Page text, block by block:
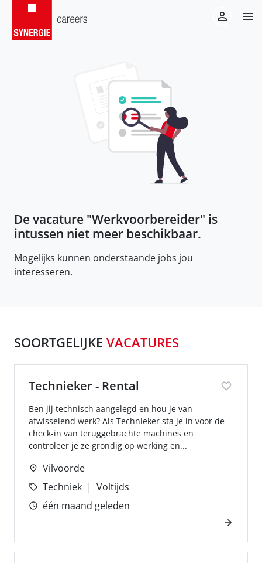
De vacature "Werkvoorbereider" is
intussen niet meer beschikbaar.
Mogelijks kunnen onderstaande jobs jou
interesseren.
SOORTGELIJKE VACATURES
Technieker - Rental
Ben jij technisch aangelegd en hou je van
afwisselend werk? Als Technieker sta je in voor de
check-in van teruggebrachte machines en
controleer je ze grondig op werking en...
Vilvoorde
Techniek
Voltijds
één maand geleden